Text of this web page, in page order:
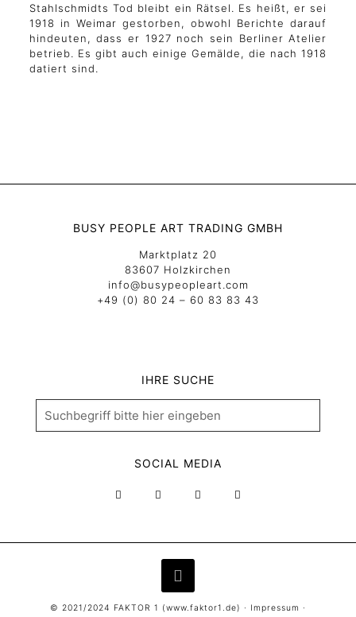
Stahlschmidts Tod bleibt ein Rätsel. Es heißt, er sei
1918 in Weimar gestorben, obwohl Berichte darauf
hindeuten, dass er 1927 noch sein Berliner Atelier
betrieb. Es gibt auch einige Gemälde, die nach 1918
datiert sind.
BUSY PEOPLE ART TRADING GMBH
Marktplatz 20
83607 Holzkirchen
info@busypeopleart.com
+49 (0) 80 24 – 60 83 83 43
IHRE SUCHE
SOCIAL MEDIA
© 2021/2024 FAKTOR 1 (www.faktor1.de) · Impressum ·